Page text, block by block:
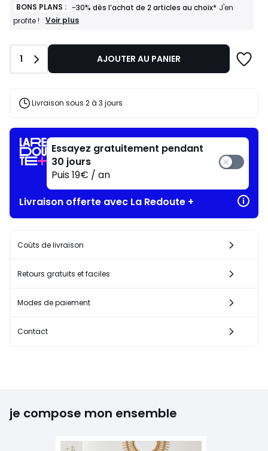
BONS PLANS : -30% dès l’achat de 2 articles au choix* J'en
profite !
BONS
-30%
l’achat
articles
profite
!
Voir plus
Quantité
1 AJOUTER AU PANIER
Livraison sous 2 à 3 jours
Essayez gratuitement pendant
30 jours
Puis 19€ / an
Livraison offerte avec La Redoute +
Coûts de livraison
Retours gratuits et faciles
Modes de paiement
Contact
je compose mon ensemble